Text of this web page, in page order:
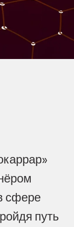
сфере
путь